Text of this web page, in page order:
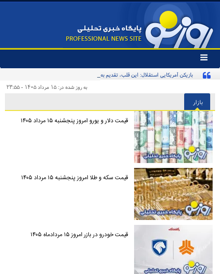
تغییر
وضعیت
منوی
ها
بازیکن آمریکایی استقلال: این قلب، تقدیم به استقلال و استقلالی‌ها/ تیم‌ملی ایران پیشنهاد
به روز شده در: ۱۵ مرداد ۱۴۰۵ - ۲۳:۵۵
بازار
قیمت دلار و یورو امروز پنجشنبه ۱۵ مرداد ۱۴۰۵
قیمت سکه و طلا امروز پنجشنبه ۱۵ مرداد ۱۴۰۵
قیمت خودرو در بازر امروز ۱۵ مردادماه ۱۴۰۵